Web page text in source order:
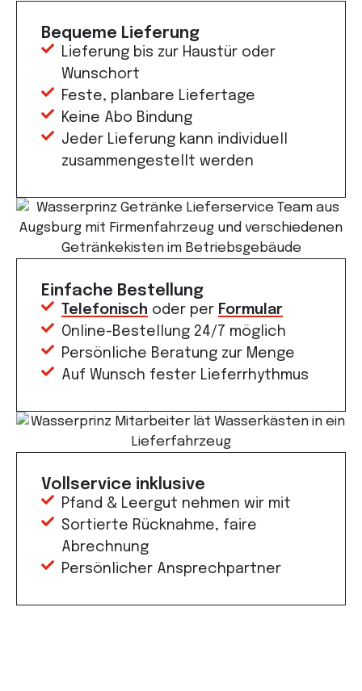
Bequeme Lieferung
Lieferung bis zur Haustür oder
Wunschort
Feste, planbare Liefertage
Keine Abo Bindung
Jeder Lieferung kann individuell
zusammengestellt werden
Einfache Bestellung
Telefonisch oder per Formular
Online-Bestellung 24/7 möglich
Persönliche Beratung zur Menge
Auf Wunsch fester Liefer­rhythmus
Vollservice inklusive
Pfand & Leergut nehmen wir mit
Sortierte Rücknahme, faire
Abrechnung
Persönlicher Ansprechpartner